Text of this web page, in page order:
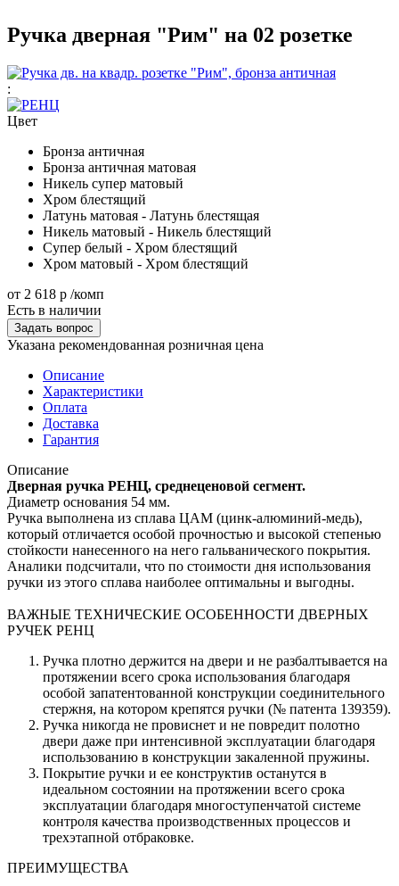
Ручка дверная "Рим" на 02 розетке
:
Цвет
Бронза античная
Бронза античная матовая
Никель супер матовый
Хром блестящий
Латунь матовая - Латунь блестящая
Никель матовый - Никель блестящий
Супер белый - Хром блестящий
Хром матовый - Хром блестящий
от 2 618 р /комп
Есть в наличии
Задать вопрос
Указана рекомендованная розничная цена
Описание
Характеристики
Оплата
Доставка
Гарантия
Описание
Дверная ручка РЕНЦ, среднеценовой сегмент.
Диаметр основания 54 мм.
Ручка выполнена из сплава ЦАМ (цинк-алюминий-медь),
который отличается особой прочностью и высокой степенью
стойкости нанесенного на него гальванического покрытия.
Аналики подсчитали, что по стоимости дня использования
ручки из этого сплава наиболее оптимальны и выгодны.
ВАЖНЫЕ ТЕХНИЧЕСКИЕ ОСОБЕННОСТИ ДВЕРНЫХ
РУЧЕК РЕНЦ
Ручка плотно держится на двери и не разбалтывается на
протяжении всего срока использования благодаря
особой запатентованной конструкции соединительного
стержня, на котором крепятся ручки (№ патента 139359).
Ручка никогда не провиснет и не повредит полотно
двери даже при интенсивной эксплуатации благодаря
использованию в конструкции закаленной пружины.
Покрытие ручки и ее конструктив останутся в
идеальном состоянии на протяжении всего срока
эксплуатации благодаря многоступенчатой системе
контроля качества производственных процессов и
трехэтапной отбраковке.
ПРЕИМУЩЕСТВА